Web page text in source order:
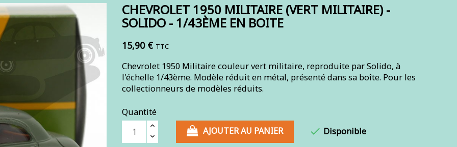
CHEVROLET 1950 MILITAIRE (VERT MILITAIRE) -
SOLIDO - 1/43ÈME EN BOITE
15,90 € TTC
Chevrolet 1950 Militaire couleur vert militaire, reproduite par Solido, à
l'échelle 1/43ème. Modèle réduit en métal, présenté dans sa boîte. Pour les
collectionneurs de modèles réduits.
Quantité
AJOUTER AU PANIER
 Disponible